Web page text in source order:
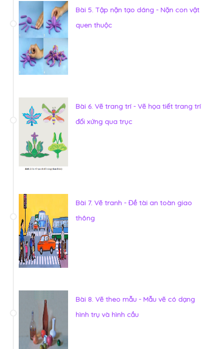
Bài 5. Tập nặn tạo dáng - Nặn con vật
quen thuộc
Bài 6. Vẽ trang trí - Vẽ họa tiết trang trí
đối xứng qua trục
Bài 7. Vẽ tranh - Đề tài an toàn giao
thông
Bài 8. Vẽ theo mẫu - Mẫu vẽ có dạng
hình trụ và hình cầu